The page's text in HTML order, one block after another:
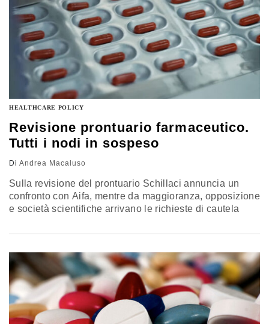
HEALTHCARE POLICY
Revisione prontuario farmaceutico.
Tutti i nodi in sospeso
Di Andrea Macaluso
Sulla revisione del prontuario Schillaci annuncia un
confronto con Aifa, mentre da maggioranza, opposizione
e società scientifiche arrivano le richieste di cautela